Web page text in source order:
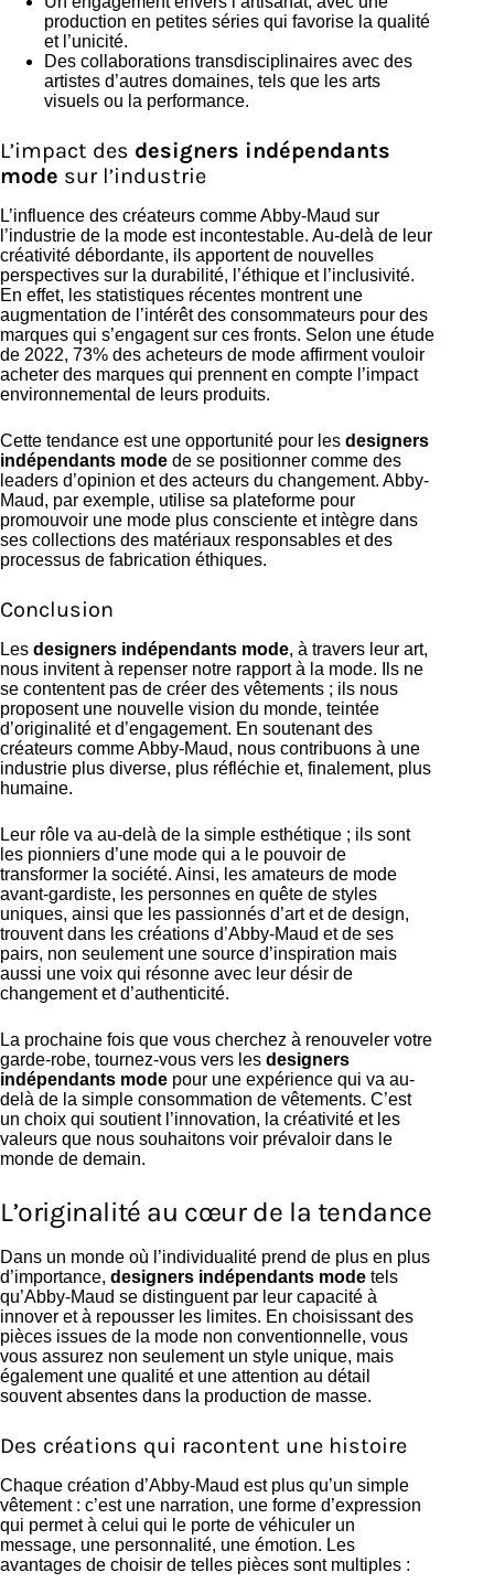
production en petites séries qui favorise la qualité
et l’unicité.
Des collaborations transdisciplinaires avec des
artistes d’autres domaines, tels que les arts
visuels ou la performance.
L’impact des designers indépendants
mode sur l’industrie
L’influence des créateurs comme Abby-Maud sur
l’industrie de la mode est incontestable. Au-delà de leur
créativité débordante, ils apportent de nouvelles
perspectives sur la durabilité, l’éthique et l’inclusivité.
En effet, les statistiques récentes montrent une
augmentation de l’intérêt des consommateurs pour des
marques qui s’engagent sur ces fronts. Selon une étude
de 2022, 73% des acheteurs de mode affirment vouloir
acheter des marques qui prennent en compte l’impact
environnemental de leurs produits.
Cette tendance est une opportunité pour les designers
indépendants mode de se positionner comme des
leaders d’opinion et des acteurs du changement. Abby-
Maud, par exemple, utilise sa plateforme pour
promouvoir une mode plus consciente et intègre dans
ses collections des matériaux responsables et des
processus de fabrication éthiques.
Conclusion
Les designers indépendants mode, à travers leur art,
nous invitent à repenser notre rapport à la mode. Ils ne
se contentent pas de créer des vêtements ; ils nous
proposent une nouvelle vision du monde, teintée
d’originalité et d’engagement. En soutenant des
créateurs comme Abby-Maud, nous contribuons à une
industrie plus diverse, plus réfléchie et, finalement, plus
humaine.
Leur rôle va au-delà de la simple esthétique ; ils sont
les pionniers d’une mode qui a le pouvoir de
transformer la société. Ainsi, les amateurs de mode
avant-gardiste, les personnes en quête de styles
uniques, ainsi que les passionnés d’art et de design,
trouvent dans les créations d’Abby-Maud et de ses
pairs, non seulement une source d’inspiration mais
aussi une voix qui résonne avec leur désir de
changement et d’authenticité.
La prochaine fois que vous cherchez à renouveler votre
garde-robe, tournez-vous vers les designers
indépendants mode pour une expérience qui va au-
delà de la simple consommation de vêtements. C’est
un choix qui soutient l’innovation, la créativité et les
valeurs que nous souhaitons voir prévaloir dans le
monde de demain.
L’originalité au cœur de la tendance
Dans un monde où l’individualité prend de plus en plus
d’importance, designers indépendants mode tels
qu’Abby-Maud se distinguent par leur capacité à
innover et à repousser les limites. En choisissant des
pièces issues de la mode non conventionnelle, vous
vous assurez non seulement un style unique, mais
également une qualité et une attention au détail
souvent absentes dans la production de masse.
Des créations qui racontent une histoire
Chaque création d’Abby-Maud est plus qu’un simple
vêtement : c’est une narration, une forme d’expression
qui permet à celui qui le porte de véhiculer un
message, une personnalité, une émotion. Les
avantages de choisir de telles pièces sont multiples :